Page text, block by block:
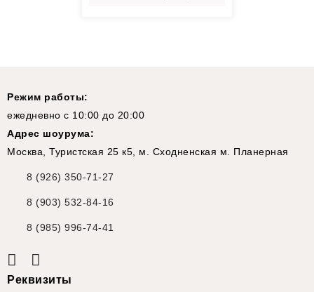
Реквизиты
Режим работы:
ежедневно с 10:00 до 20:00
Адрес шоурума:
Москва, Туристская 25 к5, м. Сходненская м. Планерная
8 (926) 350-71-27
8 (903) 532-84-16
8 (985) 996-74-41